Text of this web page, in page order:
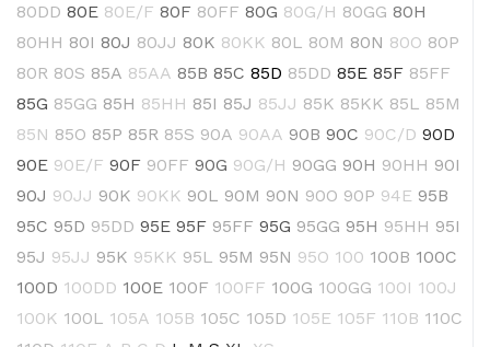
80DD 80E 80E/F 80F 80FF 80G 80G/H 80GG 80H
80HH 80I 80J 80JJ 80K 80KK 80L 80M 80N 80O 80P
80R 80S 85A 85AA 85B 85C 85D 85DD 85E 85F 85FF
85G 85GG 85H 85HH 85I 85J 85JJ 85K 85KK 85L 85M
85N 85O 85P 85R 85S 90A 90AA 90B 90C 90C/D 90D
90E 90E/F 90F 90FF 90G 90G/H 90GG 90H 90HH 90I
90J 90JJ 90K 90KK 90L 90M 90N 90O 90P 94E 95B
95C 95D 95DD 95E 95F 95FF 95G 95GG 95H 95HH 95I
95J 95JJ 95K 95KK 95L 95M 95N 95O 100 100B 100C
100D 100DD 100E 100F 100FF 100G 100GG 100I 100J
100K 100L 105A 105B 105C 105D 105E 105F 110B 110C